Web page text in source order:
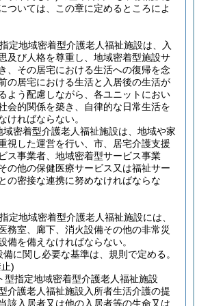
ついては、この章に定めるところによ
定地域密着型介護老人福祉施設は、入
及び人格を尊重し、地域密着型施設サ
、その居宅における生活への復帰を念
の居宅における生活と入居後の生活が
よう配慮しながら、各ユニットにおい
会的関係を築き、自律的な日常生活を
ければならない。
密着型介護老人福祉施設は、地域や家
視した運営を行い、市、居宅介護支援
ス事業者、地域密着型サービス事業
の他の保健医療サービス又は福祉サー
の密接な連携に努めなければならな
定地域密着型介護老人福祉施設には、
務室、廊下、消火設備その他の非常災
備を備えなければならない。
に関し必要な基準は、規則で定める。
)
型指定地域密着型介護老人福祉施設
介護老人福祉施設入所者生活介護の提
該入居者又は他の入居者等の生命又は